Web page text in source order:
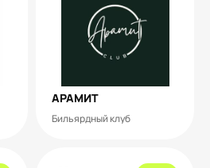
АРАМИТ
Бильярдный клуб